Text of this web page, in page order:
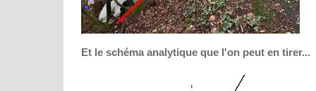
Et le schéma analytique que l'on peut en tirer...